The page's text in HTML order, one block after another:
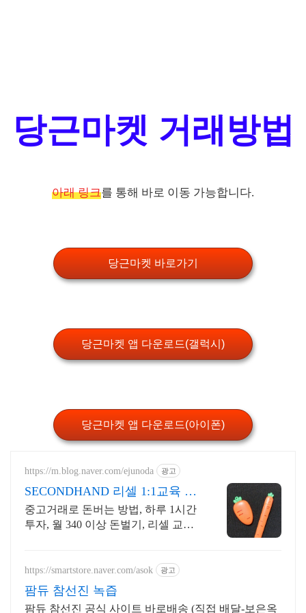
당근마켓 거래방법
아래 링크를 통해 바로 이동 가능합니다.
당근마켓 바로가기
당근마켓 앱 다운로드(갤럭시)
당근마켓 앱 다운로드(아이폰)
https://m.blog.naver.com/ejunoda 광고
SECONDHAND 리셀 1:1교육 하
루 3시간 완성
중고거래로 돈버는 방법, 하루 1시간
투자, 월 340 이상 돈벌기, 리셀 교육 /
https://smartstore.naver.com/asok 광고
팜듀 참선진 녹즙
팜듀 참선진 공식 사이트 바로배송 (직접 배달-보은옥